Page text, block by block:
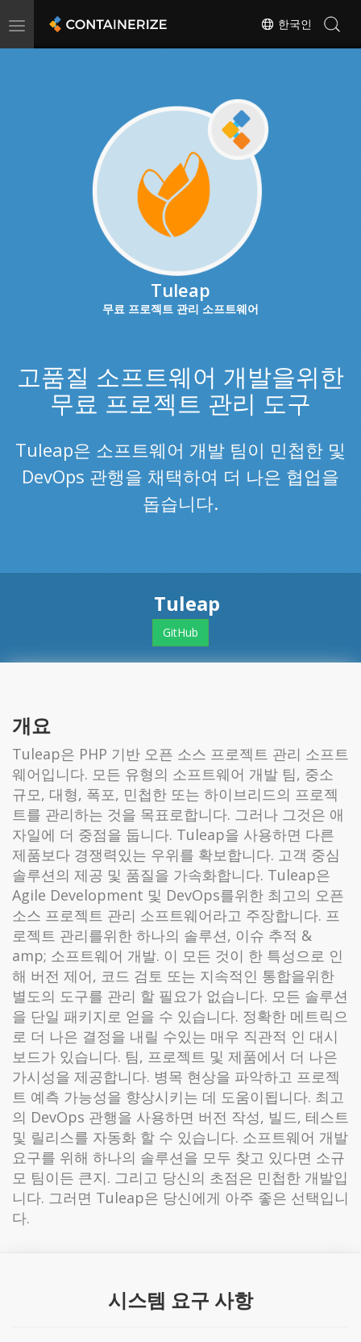
Toggle
한국인
Tuleap
무료 프로젝트 관리 소프트웨어
고품질 소프트웨어 개발을위한
무료 프로젝트 관리 도구
Tuleap은 소프트웨어 개발 팀이 민첩한 및
DevOps 관행을 채택하여 더 나은 협업을
돕습니다.
Tuleap
GitHub
개요
Tuleap은 PHP 기반 오픈 소스 프로젝트 관리 소프트
웨어입니다. 모든 유형의 소프트웨어 개발 팀, 중소
규모, 대형, 폭포, 민첩한 또는 하이브리드의 프로젝
트를 관리하는 것을 목표로합니다. 그러나 그것은 애
자일에 더 중점을 둡니다. Tuleap을 사용하면 다른
제품보다 경쟁력있는 우위를 확보합니다. 고객 중심
솔루션의 제공 및 품질을 가속화합니다. Tuleap은
Agile Development 및 DevOps를위한 최고의 오픈
소스 프로젝트 관리 소프트웨어라고 주장합니다. 프
로젝트 관리를위한 하나의 솔루션, 이슈 추적 &
amp; 소프트웨어 개발. 이 모든 것이 한 특성으로 인
해 버전 제어, 코드 검토 또는 지속적인 통합을위한
별도의 도구를 관리 할 필요가 없습니다. 모든 솔루션
을 단일 패키지로 얻을 수 있습니다. 정확한 메트릭으
로 더 나은 결정을 내릴 수있는 매우 직관적 인 대시
보드가 있습니다. 팀, 프로젝트 및 제품에서 더 나은
가시성을 제공합니다. 병목 현상을 파악하고 프로젝
트 예측 가능성을 향상시키는 데 도움이됩니다. 최고
의 DevOps 관행을 사용하면 버전 작성, 빌드, 테스트
및 릴리스를 자동화 할 수 있습니다. 소프트웨어 개발
요구를 위해 하나의 솔루션을 모두 찾고 있다면 소규
모 팀이든 큰지. 그리고 당신의 초점은 민첩한 개발입
니다. 그러면 Tuleap은 당신에게 아주 좋은 선택입니
다.
시스템 요구 사항